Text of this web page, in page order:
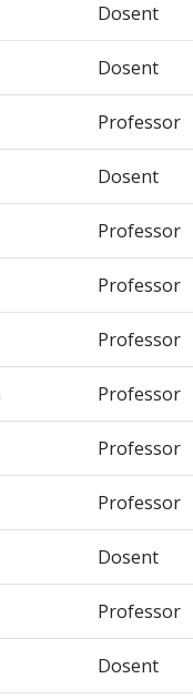
Dosent
Dosent
Professor
Dosent
Professor
Professor
Professor
Professor
Professor
Professor
Dosent
Professor
Dosent